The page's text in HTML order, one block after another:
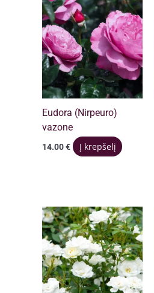
Eudora (Nirpeuro)
vazone
14.00€ Į krepšelį